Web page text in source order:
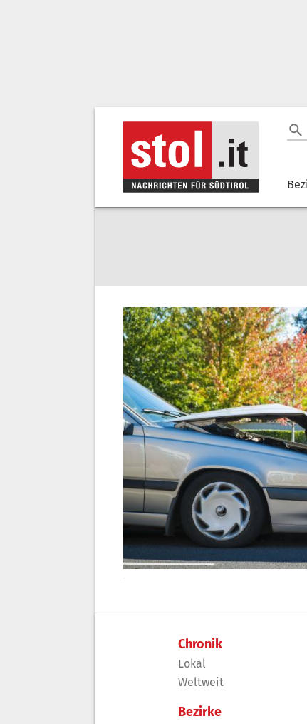
Chronik
Lokal
Weltweit
Bezirke